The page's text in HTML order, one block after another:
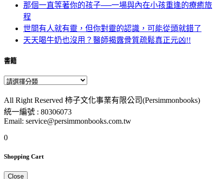
那個一直等著你的孩子──一場與內在小孩重逢的療癒旅
程
世間有人就有靈，但你對靈的認識，可能從頭就錯了
天天喝牛奶也沒用？醫師揭露骨質疏鬆真正元凶!!
書籍
All Right Reserved 柿子文化事業有限公司(Persimmonbooks)
統一編號 : 80306073
Email: service@persimmonbooks.com.tw
0
Shopping Cart
Close